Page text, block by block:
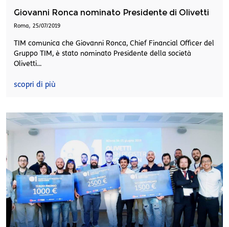
Giovanni Ronca nominato Presidente di Olivetti
Roma, 25/07/2019
TIM comunica che Giovanni Ronca, Chief Financial Officer del
Gruppo TIM, è stato nominato Presidente della società
Olivetti...
scopri di più